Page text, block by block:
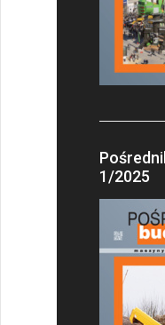
1/2025